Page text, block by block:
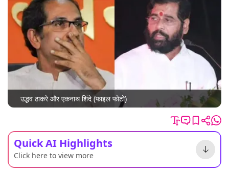
उद्धव ठाकरे और एकनाथ शिंदे (फाइल फोटो)
Quick AI Highlights
Click here to view more